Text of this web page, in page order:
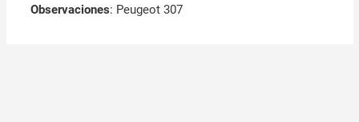
Observaciones: Peugeot 307